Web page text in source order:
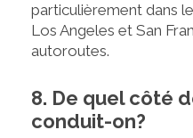
particulièrement dans
Los Angeles et San
autoroutes.
8. De quel côté
conduit-on?